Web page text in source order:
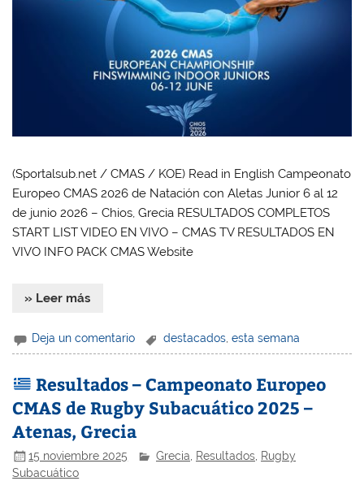
(Sportalsub.net / CMAS / KOE) Read in English Campeonato
Europeo CMAS 2026 de Natación con Aletas Junior 6 al 12
de junio 2026 – Chios, Grecia RESULTADOS COMPLETOS
START LIST VIDEO EN VIVO – CMAS TV RESULTADOS EN
VIVO INFO PACK CMAS Website
» Leer más
Deja un comentario destacados ,esta semana
Resultados – Campeonato Europeo
CMAS de Rugby Subacuático 2025 –
Atenas, Grecia
15 noviembre 2025 Grecia Resultados Rugby
Subacuático